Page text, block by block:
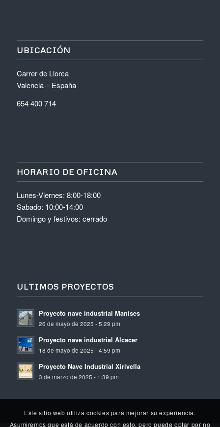
UBICACIÓN
Carrer de Llorca
Valencia – España
654 400 714
HORARIO DE OFICINA
Lunes-Viernes: 8:00-18:00
Sabado: 10:00-14:00
Domingo y festivos: cerrado
ULTIMOS PROYECTOS
Proyecto nave industrial Manises
26 de mayo de 2025 - 5:29 pm
Proyecto nave industrial Alcacer
18 de mayo de 2025 - 4:59 pm
Proyecto Nave Industrial Xirivella
3 de marzo de 2025 - 1:39 pm
Este sitio web utiliza cookies para mejorar su experiencia.
Asumiremos que está de acuerdo con esto, pero puede optar por no